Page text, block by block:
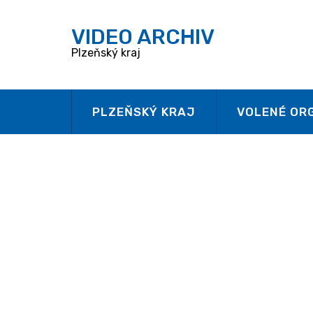
VIDEO ARCHIV
Plzeňský kraj
PLZEŇSKÝ KRAJ VOLENÉ